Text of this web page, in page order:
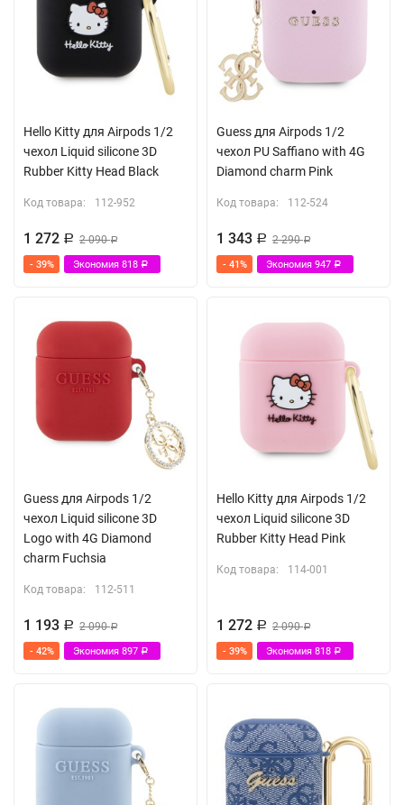
Hello Kitty для Airpods 1/2
чехол Liquid silicone 3D
Rubber Kitty Head Black
Код товара: 112-952
1 272 Р 2 090Р
- 39% Экономия 818 Р
Guess для Airpods 1/2
чехол PU Saffiano with 4G
Diamond charm Pink
Код товара: 112-524
1 343 Р 2 290Р
- 41% Экономия 947 Р
Guess для Airpods 1/2
чехол Liquid silicone 3D
Logo with 4G Diamond
charm Fuchsia
Код товара: 112-511
1 193 Р 2 090Р
- 42% Экономия 897 Р
Hello Kitty для Airpods 1/2
чехол Liquid silicone 3D
Rubber Kitty Head Pink
Код товара: 114-001
1 272 Р 2 090Р
- 39% Экономия 818 Р